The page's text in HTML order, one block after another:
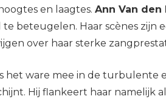
en laagtes. Ann Van den
beteugelen. Haar scènes zijn
over haar sterke
het ware mee in de turbulente
Hij flankeert haar namelijk